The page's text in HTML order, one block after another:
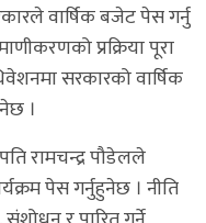
वार्षिक बजेट पेस गर्नु
प्रक्रिया पूरा
सरकारको वार्षिक
।
रामचन्द्र पौडेलले
पेस गर्नुहुनेछ । नीति